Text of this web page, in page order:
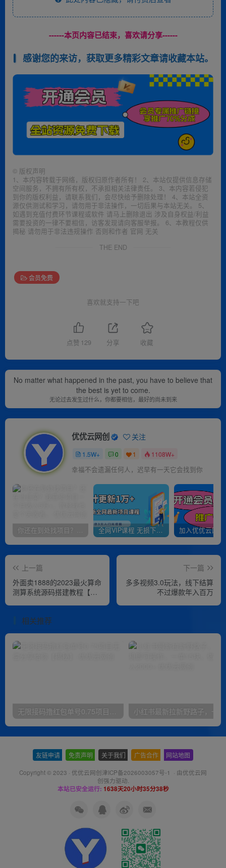
------本页内容已结束，喜欢请分享------
感谢您的来访，获取更多精彩文章请收藏本站。
© 版权声明
1、本内容转载于网络，版权归原作者所有！ 2、本站仅提供信息存储
空间服务，不拥有所有权，不承担相关法律责任。 3、本内容若侵犯
到你的版权利益，请联系我们，会尽快给予删除处理！ 4、本站全资
源仅供测试和学习，请勿用于非法操作，一切后果与本站无关。 5、
如遇到充值付费环节课程或软件 请马上删除退出 涉及自身权益/利益
需要投资的一律不要相信，访客发现请向客服举报。 6、本教程仅供
揭秘 请勿用于非法违规操作 否则和作者 官网 无关
THE END
会员免费
喜欢就支持一下吧
点赞 129 分享 收藏
No matter what happened in the past, you have to believe that
the best is yet to come.
无论过去发生过什么，你都要相信，最好的尚未到来
优优云网创 关注
1.5W+ 0 1 1108W+
幸福不会遗漏任何人，迟早有一天它会找到你
你还在到处找项目？还在当韭菜？我靠卖项目一个月收入5万+，曾经我也是个失败者。 全网VIP课程 无损下载~
上一篇
外面卖1888的2023最火算命
测算系统源码搭建教程【源
下一篇
多多视频3.0玩法，线下结算
不过爆款年入百万
相关推荐
无限接码撸红包单号0.75项目无偿分享给你【揭秘】
友链申请 免责声明 关于我们 广告合作 网站地图
Copyright © 2023 · 优优云网创津ICP备2026003057号-1 · 由优优云网
创强力驱动.
本站已安全运行: 1638天20小时35分38秒